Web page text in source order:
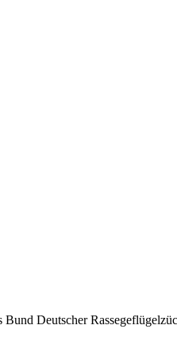
Deutscher